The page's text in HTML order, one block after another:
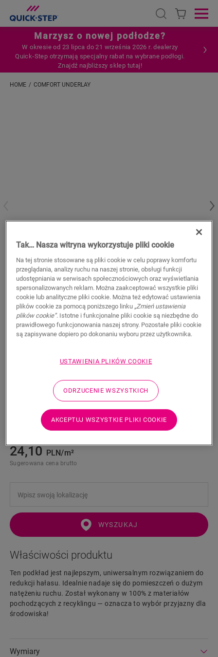
Open search
Marzysz o nowej podłodze?
W okresie od 23 lipca do 21 września 2026 r. dealerzy
Quick‑Step otrzymają specjalny rabat na wybrane podłogi.
Znajdź najbliższy sklep tutaj!
HOME COMFORT UNDERLAY
Comfort Underlay
For your vinyl floor
Protect click joint
Sustainable choice
Compatible with floor heating
Creates a level base
Easy installation
24,10 PLN/m²
Sugerowana cena brutto
WYSZUKAJ
Właściwości produktu
Ten podkład jest najlepszym, uniwersalnym rozwiązaniem do
redukcji hałasu. Idealnie nadaje się do pomieszczeń o dużym
natężeniu ruchu. Został wykonany w 100% z materiałów
pochodzących z recyklingu — oznacza to wybór przyjazny dla
środowiska!
Wymiary
Tak… Nasza witryna wykorzystuje pliki cookie
Na tej stronie stosowane są pliki cookie w celu poprawy komfortu
przeglądania, analizy ruchu na naszej stronie, obsługi funkcji
udostępniania w serwisach społecznościowych oraz wyświetlania
spersonalizowanych reklam. Można zaakceptować wszystkie pliki
cookie lub analityczne pliki cookie. Można też edytować ustawienia
plików cookie za pomocą poniższego linku „Zmień ustawienia
plików cookie”. Istotne i funkcjonalne pliki cookie są niezbędne do
prawidłowego funkcjonowania naszej strony. Pozostałe pliki cookie
są zapisywane dopiero po dokonaniu wyboru przez użytkownika.
USTAWIENIA PLIKÓW COOKIE
ODRZUCENIE WSZYSTKICH
AKCEPTUJ WSZYSTKIE PLIKI COOKIE